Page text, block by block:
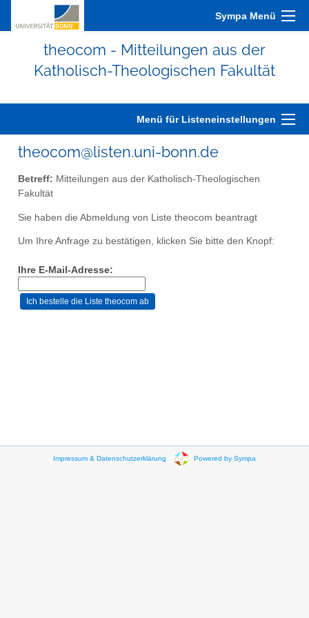
Sympa Menü
theocom - Mitteilungen aus der
Katholisch-Theologischen Fakultät
Menü für Listeneinstellungen
theocom@listen.uni-bonn.de
Betreff: Mitteilungen aus der Katholisch-Theologischen
Fakultät
Sie haben die Abmeldung von Liste theocom beantragt
Um Ihre Anfrage zu bestätigen, klicken Sie bitte den Knopf:
Ihre E-Mail-Adresse:
Impressum & Datenschutzerklärung Powered by Sympa